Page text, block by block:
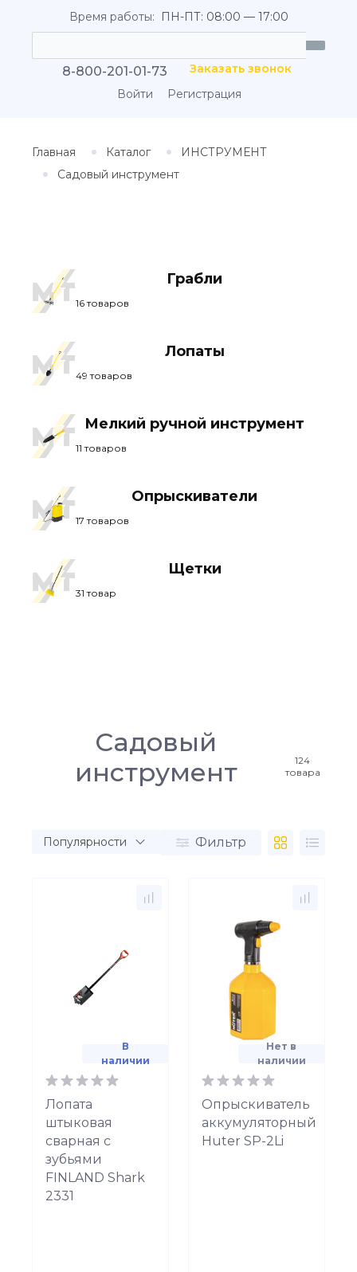
Время работы: ПН-ПТ: 08:00 — 17:00
8-800-201-01-73
Заказать звонок
Войти
Регистрация
Главная Каталог
ИНСТРУМЕНТ
Садовый инструмент
Грабли
16 товаров
Лопаты
49 товаров
Мелкий ручной инструмент
11 товаров
Опрыскиватели
17 товаров
Щетки
31 товар
Садовый
инструмент
124
товара
Фильтр
В
наличии
Лопата
штыковая
сварная с
зубьями
FINLAND Shark
2331
Нет в
наличии
Опрыскиватель
аккумуляторный
Huter SP-2Li